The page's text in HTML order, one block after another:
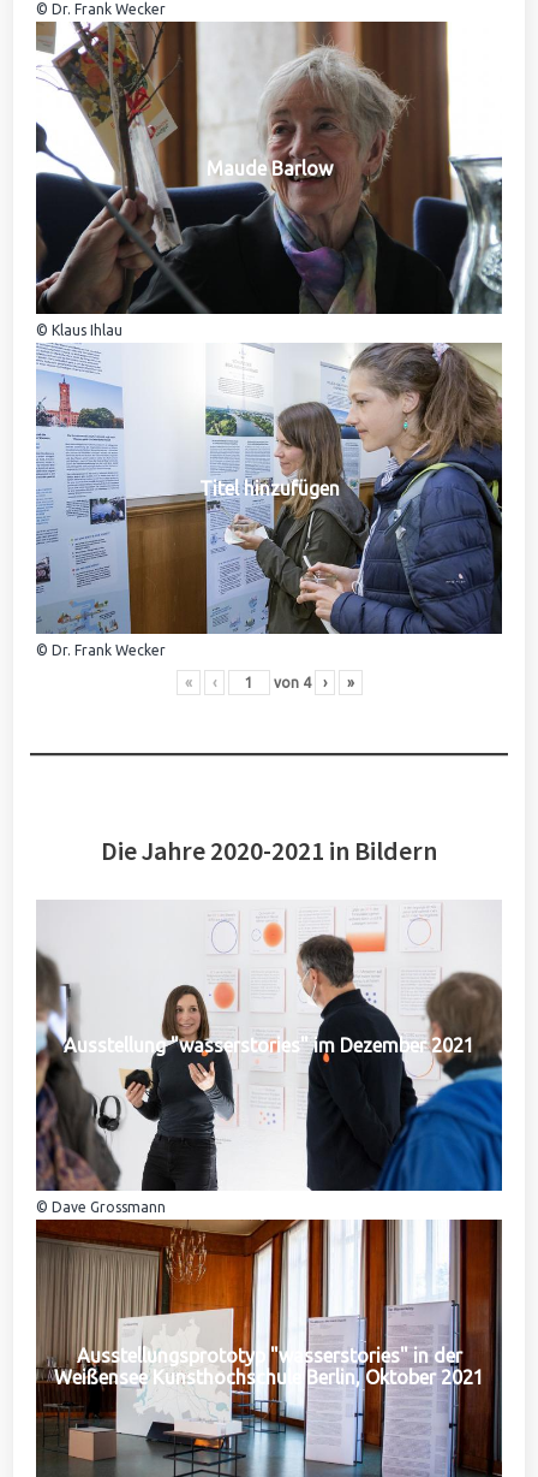
© Dr. Frank Wecker
Maude Barlow
© Klaus Ihlau
Titel hinzufügen
© Dr. Frank Wecker
« ‹ von 4 › »
Die Jahre 2020-2021 in Bildern
Ausstellung "wasserstories" im Dezember 2021
© Dave Grossmann
Ausstellungsprototyp "wasserstories" in der
Weißensee Kunsthochschule Berlin, Oktober 2021